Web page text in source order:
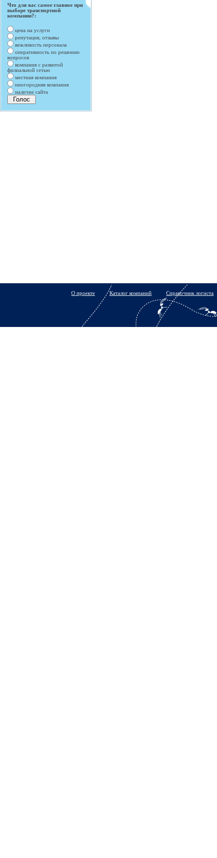
Что для вас самое главное при
выборе транспортной
компании?:
цена на услуги
репутация, отзывы
вежливость персонала
оперативность по решению
вопросов
компания с развитой
филиальной сетью
местная компания
иногородняя компания
наличие сайта
О проекте Каталог компаний Справочник логиста